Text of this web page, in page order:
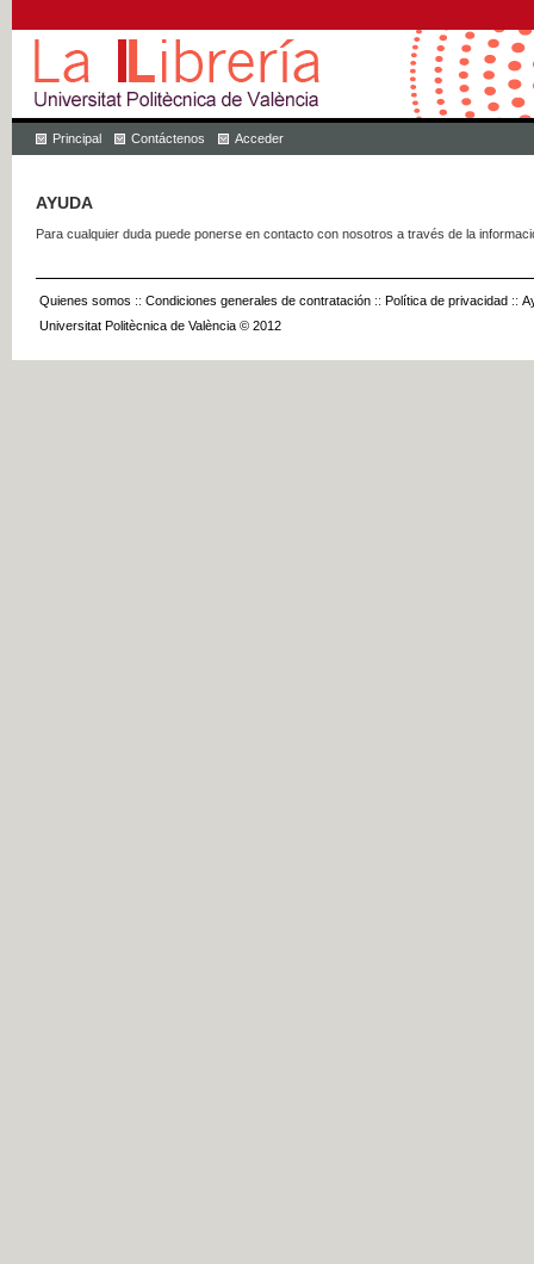
Principal Contáctenos Acceder
AYUDA
Para cualquier duda puede ponerse en contacto con nosotros a través de la
Quienes somos :: Condiciones generales de contratación :: Política de privacidad ::
Universitat Politècnica de València © 2012